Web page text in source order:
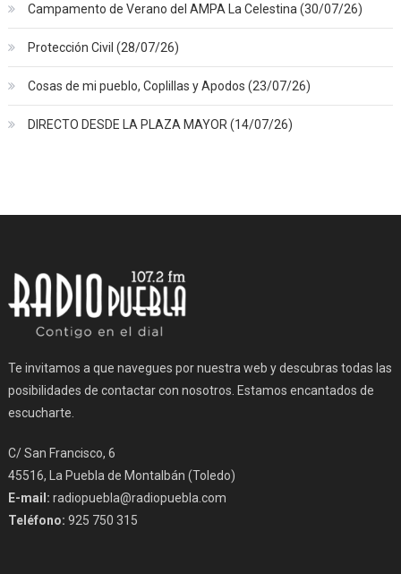
Campamento de Verano del AMPA La Celestina (30/07/26)
Protección Civil (28/07/26)
Cosas de mi pueblo, Coplillas y Apodos (23/07/26)
DIRECTO DESDE LA PLAZA MAYOR (14/07/26)
Te invitamos a que navegues por nuestra web y descubras todas las
posibilidades de contactar con nosotros. Estamos encantados de
escucharte.
C/ San Francisco, 6
45516, La Puebla de Montalbán (Toledo)
E-mail: radiopuebla@radiopuebla.com
Teléfono: 925 750 315